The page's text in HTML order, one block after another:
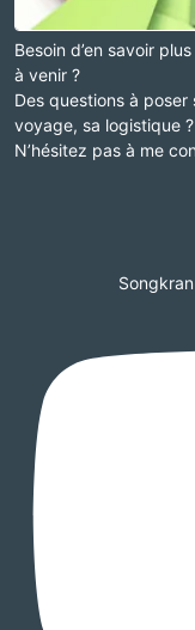
Besoin d’en savoir
à venir ?
Des questions à
voyage, sa logistique ?
N’hésitez pas à me